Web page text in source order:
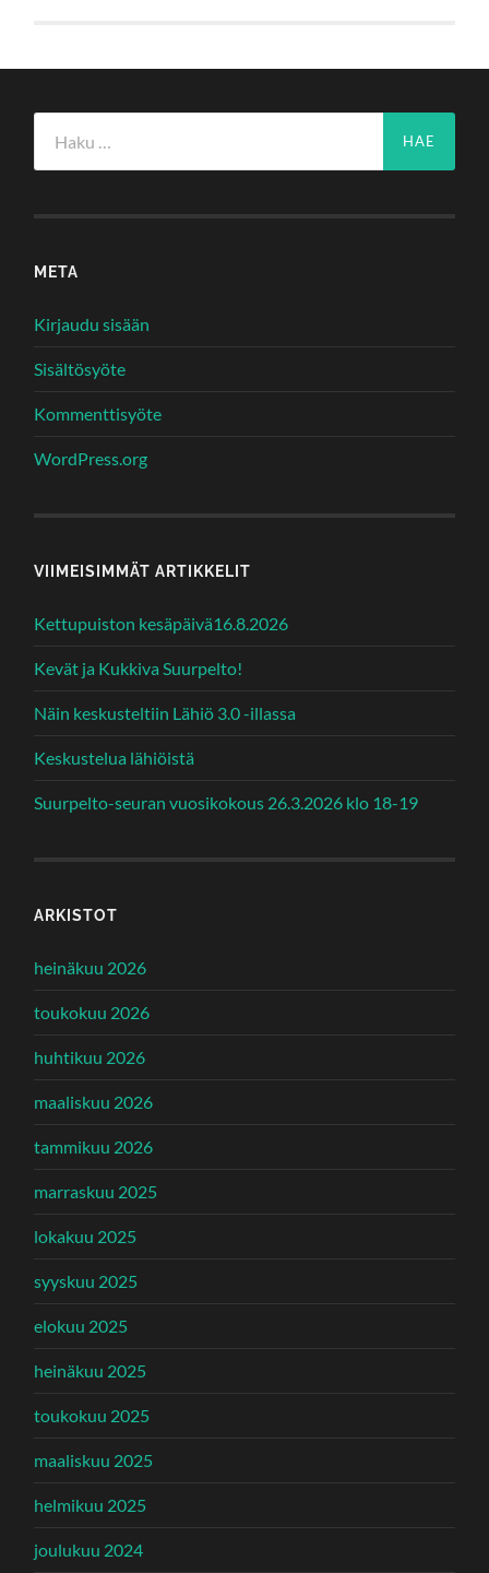
META
Kirjaudu sisään
Sisältösyöte
Kommenttisyöte
WordPress.org
VIIMEISIMMÄT ARTIKKELIT
Kettupuiston kesäpäivä16.8.2026
Kevät ja Kukkiva Suurpelto!
Näin keskusteltiin Lähiö 3.0 -illassa
Keskustelua lähiöistä
Suurpelto-seuran vuosikokous 26.3.2026 klo 18-19
ARKISTOT
heinäkuu 2026
toukokuu 2026
huhtikuu 2026
maaliskuu 2026
tammikuu 2026
marraskuu 2025
lokakuu 2025
syyskuu 2025
elokuu 2025
heinäkuu 2025
toukokuu 2025
maaliskuu 2025
helmikuu 2025
joulukuu 2024